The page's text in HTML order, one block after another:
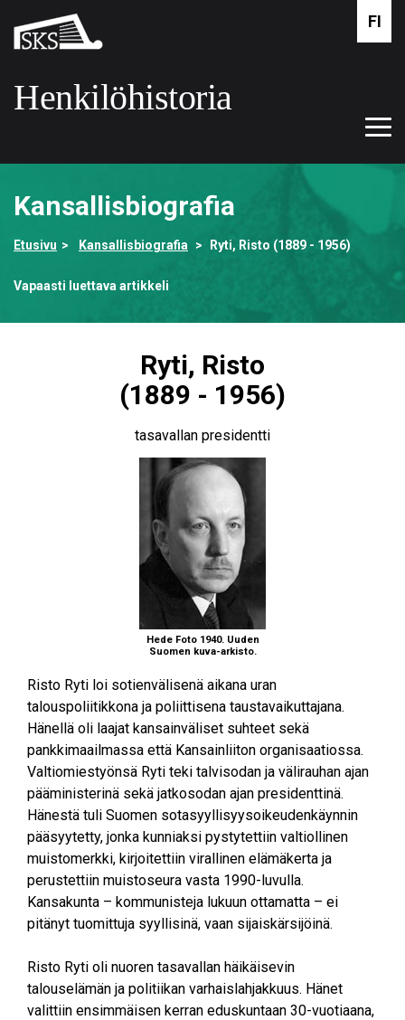
pääsisältöön
Suomalaisen
kirjallisuuden
Henkilöhistoria
FI
Kansallisbiografia
Etusivu Kansallisbiografia Ryti, Risto (1889 - 1956)
Vapaasti luettava artikkeli
Ryti, Risto
(1889 - 1956)
tasavallan presidentti
Hede Foto 1940. Uuden
Suomen kuva-arkisto.
Risto Ryti loi sotienvälisenä aikana uran
talouspoliitikkona ja poliittisena taustavaikuttajana.
Hänellä oli laajat kansainväliset suhteet sekä
pankkimaailmassa että Kansainliiton organisaatiossa.
Valtiomiestyönsä Ryti teki talvisodan ja välirauhan ajan
pääministerinä sekä jatkosodan ajan presidenttinä.
Hänestä tuli Suomen sotasyyllisyysoikeudenkäynnin
pääsyytetty, jonka kunniaksi pystytettiin valtiollinen
muistomerkki, kirjoitettiin virallinen elämäkerta ja
perustettiin muistoseura vasta 1990-luvulla.
Kansakunta – kommunisteja lukuun ottamatta – ei
pitänyt tuomittuja syyllisinä, vaan sijaiskärsijöinä.
Risto Ryti oli nuoren tasavallan häikäisevin
talouselämän ja politiikan varhaislahjakkuus. Hänet
valittiin ensimmäisen kerran eduskuntaan 30-vuotiaana,